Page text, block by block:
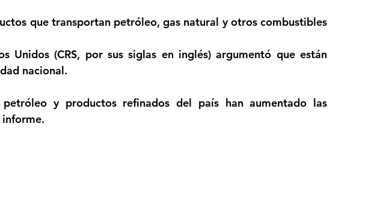
que transportan petróleo, gas natural y otros combustibles
Unidos (CRS, por sus siglas en inglés) argumentó que están
nacional.
y productos refinados del país han aumentado las
informe.